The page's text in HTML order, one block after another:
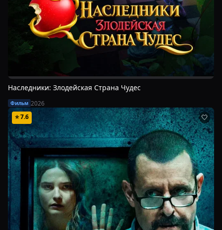
Наследники: Злодейская Страна Чудес
Фильм 2026
⭐7.6 🤍